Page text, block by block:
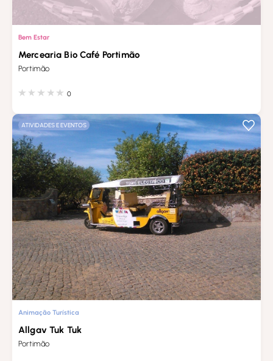
Bem Estar
Mercearia Bio Café Portimão
Portimão
0
ATIVIDADES E EVENTOS
Animação Turística
Allgav Tuk Tuk
Portimão